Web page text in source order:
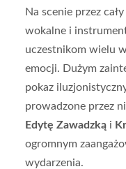
Na scenie przez
wokalne i
uczestnikom wielu
emocji. Dużym
pokaz
prowadzone przez
Edytę Zawadzkąi
ogromnym
wydarzenia.